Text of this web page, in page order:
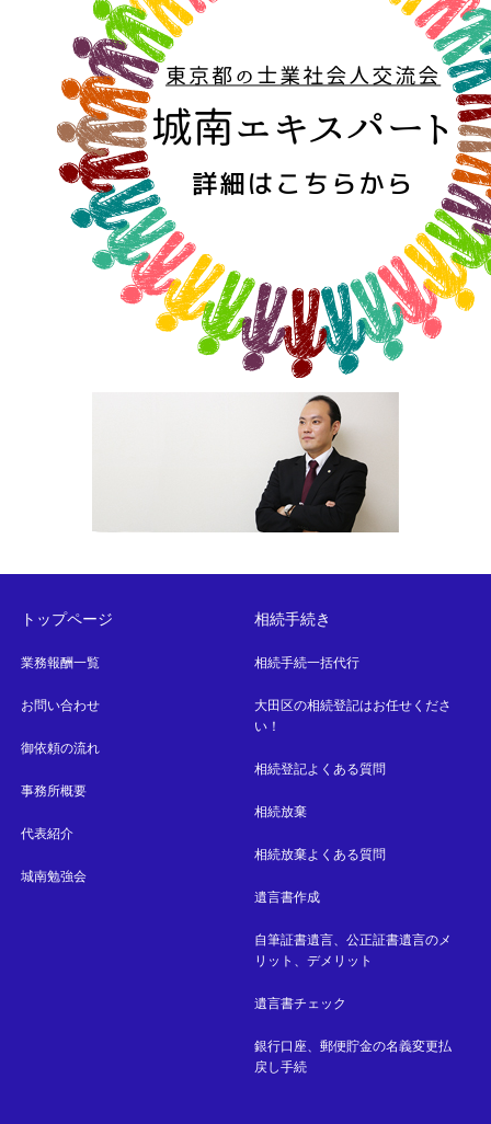
トップページ
業務報酬一覧
お問い合わせ
御依頼の流れ
事務所概要
代表紹介
城南勉強会
相続手続き
相続手続一括代行
大田区の相続登記はお任せくださ
い！
相続登記よくある質問
相続放棄
相続放棄よくある質問
遺言書作成
自筆証書遺言、公正証書遺言のメ
リット、デメリット
遺言書チェック
銀行口座、郵便貯金の名義変更払
戻し手続